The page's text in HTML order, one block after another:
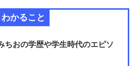
かること
ちおの学歴や学生時代のエピソ